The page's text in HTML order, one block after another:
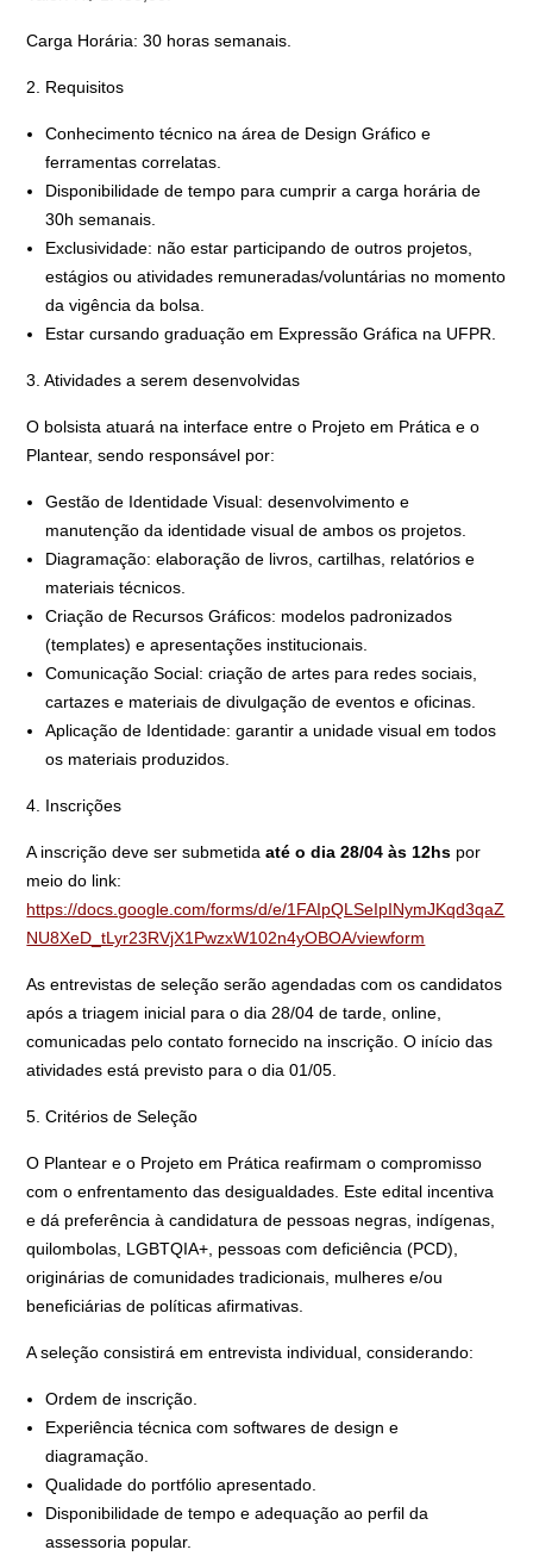
Carga Horária: 30 horas semanais.
2. Requisitos
Conhecimento técnico na área de Design Gráfico e
ferramentas correlatas.
Disponibilidade de tempo para cumprir a carga horária de
30h semanais.
Exclusividade: não estar participando de outros projetos,
estágios ou atividades remuneradas/voluntárias no momento
da vigência da bolsa.
Estar cursando graduação em Expressão Gráfica na UFPR.
3. Atividades a serem desenvolvidas
O bolsista atuará na interface entre o Projeto em Prática e o
Plantear, sendo responsável por:
Gestão de Identidade Visual: desenvolvimento e
manutenção da identidade visual de ambos os projetos.
Diagramação: elaboração de livros, cartilhas, relatórios e
materiais técnicos.
Criação de Recursos Gráficos: modelos padronizados
(templates) e apresentações institucionais.
Comunicação Social: criação de artes para redes sociais,
cartazes e materiais de divulgação de eventos e oficinas.
Aplicação de Identidade: garantir a unidade visual em todos
os materiais produzidos.
4. Inscrições
A inscrição deve ser submetidaaté o dia 28/04 às 12hs por
meio do link:
https://docs.google.com/forms/d/e/1FAIpQLSeIpINymJKqd3qaZ
NU8XeD_tLyr23RVjX1PwzxW102n4yOBOA/viewform
As entrevistas de seleção serão agendadas com os candidatos
após a triagem inicial para o dia 28/04 de tarde, online,
comunicadas pelo contato fornecido na inscrição. O início das
atividades está previsto para o dia 01/05.
5. Critérios de Seleção
O Plantear e o Projeto em Prática reafirmam o compromisso
com o enfrentamento das desigualdades. Este edital incentiva
e dá preferência à candidatura de pessoas negras, indígenas,
quilombolas, LGBTQIA+, pessoas com deficiência (PCD),
originárias de comunidades tradicionais, mulheres e/ou
beneficiárias de políticas afirmativas.
A seleção consistirá em entrevista individual, considerando:
Ordem de inscrição.
Experiência técnica com softwares de design e
diagramação.
Qualidade do portfólio apresentado.
Disponibilidade de tempo e adequação ao perfil da
assessoria popular.